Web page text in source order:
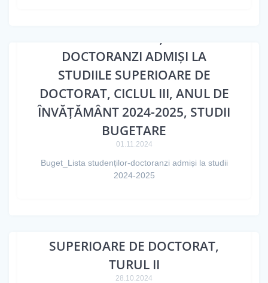
DOCTORANZI ADMIȘI LA
STUDIILE SUPERIOARE DE
DOCTORAT, CICLUL III, ANUL DE
ÎNVĂȚĂMÂNT 2024-2025, STUDII
BUGETARE
01.11.2024
Buget_Lista studenților-doctoranzi admiși la studii
2024-2025
SUPERIOARE DE DOCTORAT,
TURUL II
28.10.2024